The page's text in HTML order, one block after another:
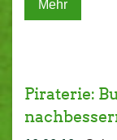
Mehr
Piraterie: